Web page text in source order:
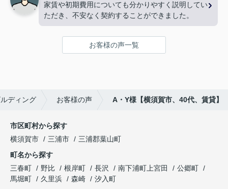
家賃や初期費用についても分かりやすく説明してい
ただき、不安なく契約することができました。
お客様の声一覧
ディング お客様の声 A・Y様【横須賀市、40代、賃貸】
市区町村から探す
横須賀市
三浦市
三浦郡葉山町
町名から探す
三春町
野比 根岸町 長沢 南下浦町上宮田
公郷町
馬堀町
久里浜 森崎
汐入町